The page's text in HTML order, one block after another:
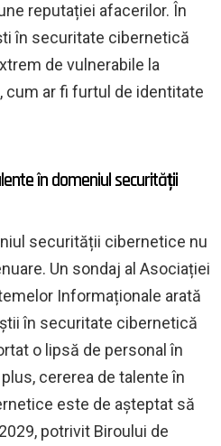
reputației afacerilor. În
în securitate cibernetică
de vulnerabile la
ar fi furtul de identitate
în domeniul securității
securității cibernetice nu
Un sondaj al Asociației
Informaționale arată
în securitate cibernetică
o lipsă de personal în
cererea de talente în
este de așteptat să
potrivit Biroului de